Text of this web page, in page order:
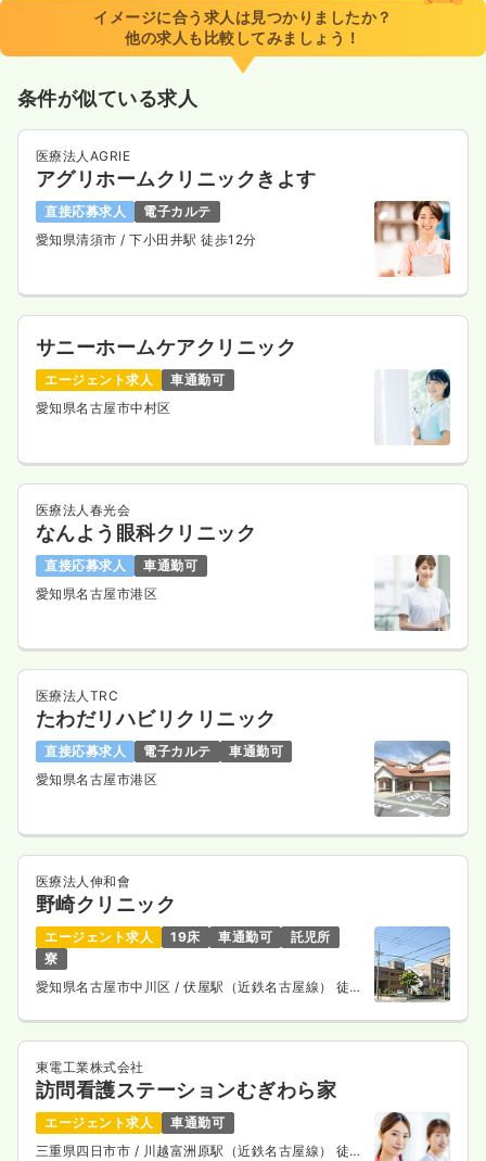
イメージに合う求人は見つかりましたか？
他の求人も比較してみましょう！
条件が似ている求人
医療法人AGRIE
アグリホームクリニックきよす
直接応募求人
電子カルテ
愛知県清須市/ 下小田井駅 徒歩12分
サニーホームケアクリニック
エージェント求人
車通勤可
愛知県名古屋市中村区
医療法人春光会
なんよう眼科クリニック
直接応募求人
車通勤可
愛知県名古屋市港区
医療法人TRC
たわだリハビリクリニック
直接応募求人 電子カルテ
車通勤可
愛知県名古屋市港区
医療法人伸和會
野崎クリニック
エージェント求人 19床 車通勤可
託児所
寮
愛知県名古屋市中川区/ 伏屋駅（近鉄名古屋線） 徒歩
東電工業株式会社
訪問看護ステーションむぎわら家
エージェント求人
車通勤可
三重県四日市市 / 川越富洲原駅（近鉄名古屋線） 徒歩